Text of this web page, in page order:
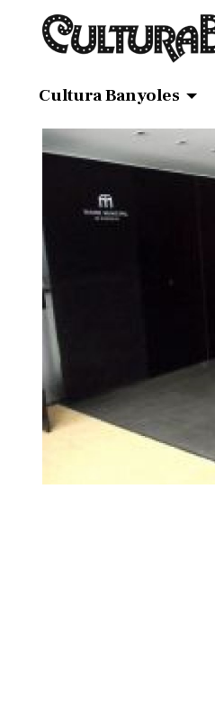
Cultura Banyoles